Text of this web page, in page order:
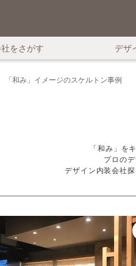
をさがす デザ
「和み」イメージのスケルトン事例
「和み」を
プロの
デザイン内装会社